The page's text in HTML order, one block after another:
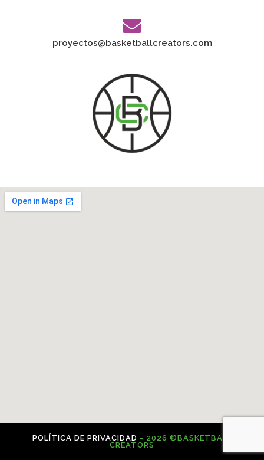
proyectos@basketballcreators.com
POLÍTICA DE PRIVACIDAD - 2026 ©BASKETBALL
CREATORS